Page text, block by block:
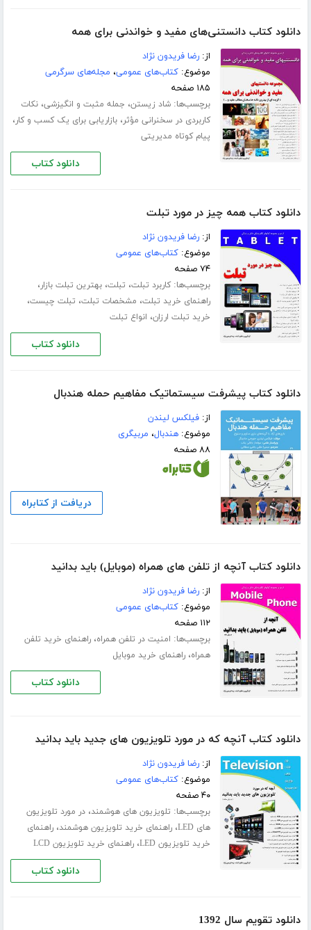
دانلود کتاب دانستنی‌های مفید و خواندنی برای همه
از:رضا فریدون نژاد
موضوع:کتاب‌های عمومی، مجله‌های سرگرمی
۱۸۵ صفحه
برچسب‌ها:شاد زیستن، جمله مثبت و انگیزشی،نکات
کاربردی در سخنرانی مؤثر،بازاریابی برای یک کسب و کار،
پیام کوتاه مدیریتی
دانلود کتاب
دانلود کتاب همه چیز در مورد تبلت
از:رضا فریدون نژاد
موضوع:کتاب‌های عمومی
۷۴ صفحه
برچسب‌ها:کاربرد تبلت، تبلت،بهترین تبلت بازار،
راهنمای خرید تبلت، مشخصات تبلت، تبلت چیست،
خرید تبلت ارزان، انواع تبلت
دانلود کتاب
دانلود کتاب پیشرفت سیستماتیک مفاهیم حمله هندبال
از:فیلکس لیندن
موضوع:هندبال، مربیگری
۸۸ صفحه
دریافت از کتابراه
دانلود کتاب آنچه از تلفن های همراه (موبایل) باید بدانید
از:رضا فریدون نژاد
موضوع:کتاب‌های عمومی
۱۱۲ صفحه
برچسب‌ها: امنیت در تلفن همراه،راهنمای خرید تلفن
همراه،راهنمای خرید موبایل
دانلود کتاب
دانلود کتاب آنچه که در مورد تلویزیون های جدید باید بدانید
از:رضا فریدون نژاد
موضوع:کتاب‌های عمومی
۴۰ صفحه
برچسب‌ها: تلویزیون های هوشمند،در مورد تلویزیون
های LED
،راهنمای خرید تلویزیون هوشمند،راهنمای
خرید تلویزیون LED
،راهنمای خرید تلویزیون LCD
دانلود کتاب
دانلود تقویم سال 1392